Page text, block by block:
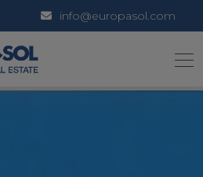
info@europasol.com